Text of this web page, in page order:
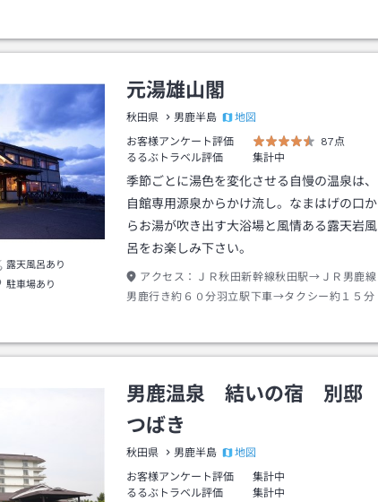
露天風呂あり
駐車場あり
元湯雄山閣
秋田県 男鹿半島
地図
お客様アンケート評価
87点
るるぶトラベル評価
集計中
季節ごとに湯色を変化させる自慢の温泉は、
自館専用源泉からかけ流し。なまはげの口か
らお湯が吹き出す大浴場と風情ある露天岩風
呂をお楽しみ下さい。
アクセス：
ＪＲ秋田新幹線秋田駅→ＪＲ男鹿線
男鹿行き約６０分羽立駅下車→タクシー約１５分
男鹿温泉 結いの宿 別邸
つばき
秋田県 男鹿半島
地図
お客様アンケート評価
集計中
るるぶトラベル評価
集計中